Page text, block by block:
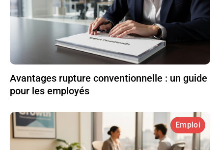
Avantages rupture conventionnelle : un guide
pour les employés
Emploi